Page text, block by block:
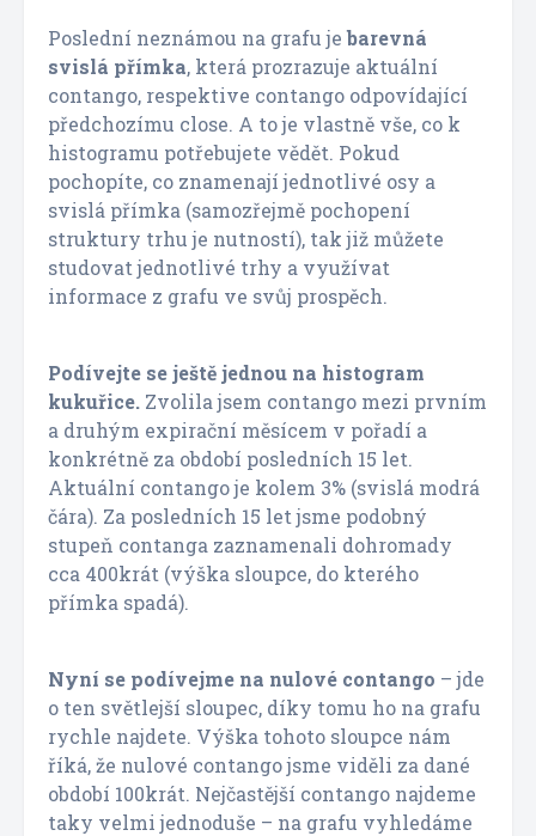
Poslední neznámou na grafu jebarevná
svislá přímka, která prozrazuje aktuální
contango, respektive contango odpovídající
předchozímu close. A to je vlastně vše, co k
histogramu potřebujete vědět. Pokud
pochopíte, co znamenají jednotlivé osy a
svislá přímka (samozřejmě pochopení
struktury trhu je nutností), tak již můžete
studovat jednotlivé trhy a využívat
informace z grafu ve svůj prospěch.
Podívejte se ještě jednou na histogram
kukuřice. Zvolila jsem contango mezi prvním
a druhým expirační měsícem v pořadí a
konkrétně za období posledních 15 let.
Aktuální contango je kolem 3% (svislá modrá
čára). Za posledních 15 let jsme podobný
stupeň contanga zaznamenali dohromady
cca 400krát (výška sloupce, do kterého
přímka spadá).
Nyní se podívejme na nulové contango – jde
o ten světlejší sloupec, díky tomu ho na grafu
rychle najdete. Výška tohoto sloupce nám
říká, že nulové contango jsme viděli za dané
období 100krát. Nejčastější contango najdeme
taky velmi jednoduše – na grafu vyhledáme